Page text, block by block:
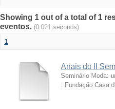
Showing 1 out of a total of 1
eventos. (0.021 seconds)
1
Anais do II
Seminário Moda:
: Fundação Casa